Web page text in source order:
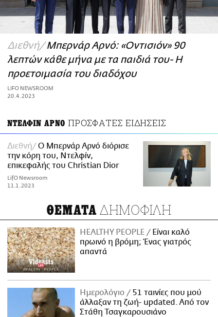
ΑΜΠΑ
PRINT
Διεθνή Μπερνάρ Αρνό: «Οντισιόν» 90
λεπτών κάθε μήνα με τα παιδιά του- Η
προετοιμασία του διαδόχου
LIFO NEWSROOM
20.4.2023
ΝΤΕΛΦΙΝ ΑΡΝΟ ΠΡΟΣΦΑΤΕΣ ΕΙΔΗΣΕΙΣ
Διεθνή
Ο Μπερνάρ Αρνό διόρισε
την κόρη του, Ντελφίν,
επικεφαλής του Christian Dior
LifO Newsroom
11.1.2023
ΘΕΜΑΤΑ ΔΗΜΟΦΙΛΗ
HEALTHY PEOPLE
Είναι καλό
πρωινό η βρόμη; Ένας γιατρός
απαντά
Ημερολόγιο
51 ταινίες που μού
άλλαξαν τη ζωή- updated. Aπό τον
Στάθη Τσαγκαρουσιάνο